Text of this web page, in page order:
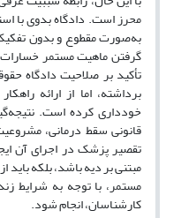
محرز است. دادگاه بدوی با
به‌صورت مقطوع و بدون
گرفتن ماهیت مستمر
تأکید بر صلاحیت دادگاه
برداشته، اما از ارائه
خودداری کرده است.
قانونی سقط درمانی،
تقصیر پزشک در اجرای آن
مبتنی بر دیه باشد، بلکه
مستمر، با توجه به شرایط
کارشناسان، انجام شود.